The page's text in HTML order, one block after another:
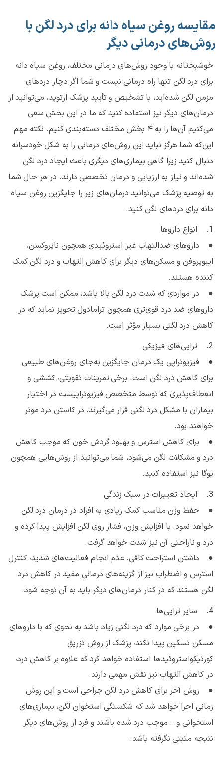
مقایسه روغن سیاه دانه برای درد لگن با
روش‌های درمانی دیگر
خوشبختانه با وجود روش‌های درمانی مختلف، روغن سیاه دانه
برای درد لگن تنها راه درمانی نیست و شما اگر دچار دردهای
مزمن لگن شده‌اید، با تشخیص و تأیید پزشک ارتوپد، می‌توانید از
درمان‌های دیگر نیز استفاده کنید که ما در این بخش سعی
می‌کنیم آن‌ها را به ۴ بخش مختلف دسته‌بندی کنیم. نکته مهم
این‌که شما هرگز نباید این روش‌های درمانی را به شکل خودسرانه
دنبال کنید زیرا گاهی بیماری‌های دیگری باعث ایجاد درد لگن
شده‌اند و نیاز به ارزیابی و درمان تخصصی دارند. در هر حال شما
به توصیه پزشک می‌توانید درمان‌های زیر را جایگزین روغن سیاه
دانه برای دردهای لگن کنید.
1. انواع داروها
● داروهای ضدالتهاب غیر استروئیدی همچون ناپروکسن،
ایبوپروفن و مسکن‌های دیگر برای کاهش التهاب و درد لگن کمک
کننده هستند.
● در مواردی که شدت درد لگن بالا باشد، ممکن است پزشک
داروهای ضد درد قوی‌تری همچون ترامادول تجویز نماید که در
کاهش درد لگنی بسیار مؤثر است.
2. تراپی‌های فیزیکی
● فیزیوتراپی یک درمان جایگزین به‌جای روغن‌های طبیعی
برای کاهش درد لگن است. برخی تمرینات تقویتی، کششی و
انعطاف‌پذیری که توسط متخصص فیزیوتراپیست در اختیار
بیماران با مشکل درد لگنی قرار می‌گیرند، در کاستن درد موثر
خواهند بود.
● برای کاهش استرس و بهبود گردش خون که موجب کاهش
درد و مشکلات لگن می‌شود، شما می‌توانید از روش‌هایی همچون
یوگا نیز استفاده کنید.
3. ایجاد تغییرات در سبک زندگی
● حفظ وزن مناسب کمک زیادی به افراد در درمان درد لگن
خواهد نمود. با افزایش وزن، فشار روی لگن افزایش پیدا کرده و
درد و ناراحتی آن نیز شدت خواهد گرفت.
● داشتن استراحت کافی، عدم انجام فعالیت‌های شدید، کنترل
استرس و اضطراب نیز از گزینه‌های درمانی مفید در کاهش درد
لگن هستند که در کنار درمان‌های دیگر باید به آن توجه شود.
4. سایر تراپی‌ها
● در برخی موارد که درد لگنی زیاد باشد به نحوی که با داروهای
مسکن تسکین پیدا نکند، پزشک از روش تزریق
کورتیکواستروئیدها استفاده خواهد کرد که علاوه بر کاهش درد،
در کاهش التهاب نیز نقش مهمی دارند.
● روش آخر برای کاهش درد لگن جراحی است و این روش
زمانی اجرا خواهد شد که شکستگی استخوان لگن، بیماری‌های
استخوانی و… موجب درد شده باشند و فرد از روش‌های دیگر
نتیجه مثبتی نگرفته باشد.